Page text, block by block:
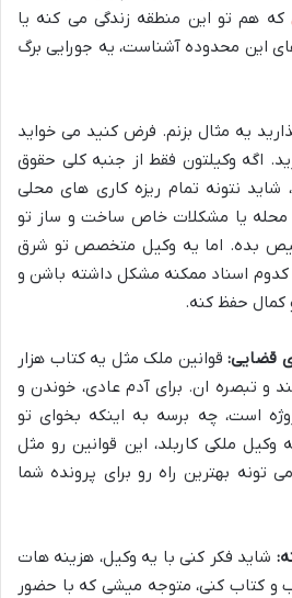
که هم تو این منطقه زندگی می کنه یا
این محدوده آشناست، یه جورایی برگ
یه مثال بزنم. فرض کنید می خواید
اگه وکیلتون فقط از جنبه کلی حقوق
شاید نتونه تمام ریزه کاری های محلی
یا مشکلات خاص ساخت و ساز تو
بده. اما یه وکیل متخصص تو شرق
اسناد ممکنه مشکل داشته باشن و
کمال حفظ کنه.
قضایی:قوانین ملک مثل یه کتاب هزار
و تبصره ان. برای آدم عادی، خوندن و
است، چه برسه به اینکه بخوای تو
وکیل ملکی کاربلد، این قوانین رو مثل
بهترین راه رو برای پرونده شما
شاید فکر کنی با یه وکیل، هزینه هات
و کتاب کنی، متوجه میشی که با حضور